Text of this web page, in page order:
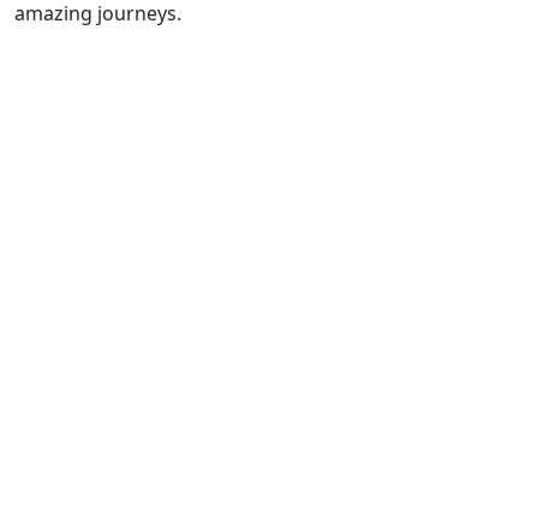
amazing journeys.